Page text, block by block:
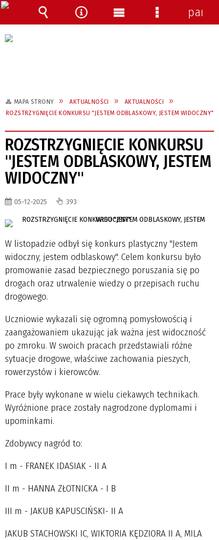
MAPA STRONY AKTUALNOŚCI
AKTUALNOŚCI
ROZSTRZYGNIĘCIE KONKURSU "JESTEM ODBLASKOWY, JESTEM WIDOCZNY"
ROZSTRZYGNIĘCIE KONKURSU
"JESTEM ODBLASKOWY, JESTEM
WIDOCZNY"
05-12-2025 393
W listopadzie odbył się konkurs plastyczny "Jestem
widoczny, jestem odblaskowy". Celem konkursu było
promowanie zasad bezpiecznego poruszania się po
drogach oraz utrwalenie wiedzy o przepisach ruchu
drogowego.
Uczniowie wykazali się ogromną pomysłowością i
zaangażowaniem ukazując jak ważna jest widoczność
po zmroku. W swoich pracach przedstawiali różne
sytuacje drogowe, właściwe zachowania pieszych,
rowerzystów i kierowców.
Prace były wykonane w wielu ciekawych technikach.
Wyróżnione prace zostały nagrodzone dyplomami i
upominkami.
Zdobywcy nagród to:
I m - FRANEK IDASIAK - II A
II m - HANNA ZŁOTNICKA - I B
III m - JAKUB KAPUSCIŃSKI- II A
JAKUB STACHOWSKI IC, WIKTORIA KĘDZIORA II A, MILA
Wyszukiwarka
NarzędziaMenu
Menu
panel